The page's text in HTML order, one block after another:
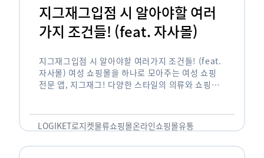
지그재그입점 시 알아야할 여러
가지 조건들! (feat. 자사몰)
지그재그입점 시 알아야할 여러가지 조건들! (feat.
자사몰) 여성 쇼핑몰을 하나로 모아주는 여성 쇼핑
전문 앱, 지그재그! 다양한 스타일의 의류와 쇼핑몰
LOGIKET로지켓물류쇼핑몰온라인쇼핑몰유통